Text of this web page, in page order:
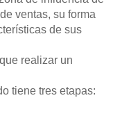
ventas, su forma
de sus
realizar un
tiene tres etapas: